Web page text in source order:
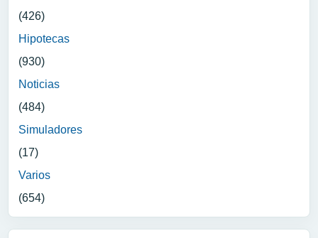
(426)
Hipotecas
(930)
Noticias
(484)
Simuladores
(17)
Varios
(654)